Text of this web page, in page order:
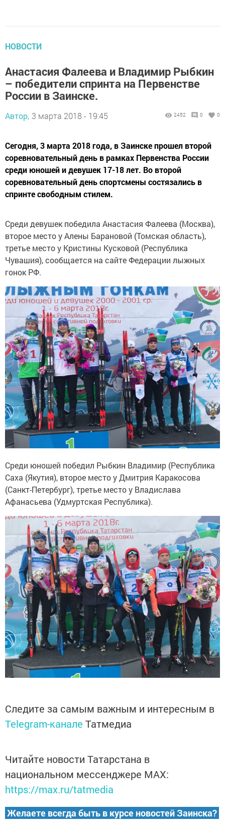
НОВОСТИ
Анастасия Фалеева и Владимир Рыбкин
– победители спринта на Первенстве
России в Заинске.
Автор, 3 марта 2018 - 19:45 2452 0 0
Сегодня, 3 марта 2018 года, в Заинске прошел второй
соревновательный день в рамках Первенства России
среди юношей и девушек 17-18 лет. Во второй
соревновательный день спортсмены состязались в
спринте свободным стилем.
Среди девушек победила Анастасия Фалеева (Москва),
второе место у Алены Барановой (Томская область),
третье место у Кристины Кусковой (Республика
Чувашия), сообщается на сайте Федерации лыжных
гонок РФ.
Среди юношей победил Рыбкин Владимир (Республика
Саха (Якутия), второе место у Дмитрия Каракосова
(Санкт-Петербург), третье место у Владислава
Афанасьева (Удмуртская Республика).
Следите за самым важным и интересным в
Telegram-канале Татмедиа
Читайте новости Татарстана в
национальном мессенджере MАХ:
https://max.ru/tatmedia
Желаете всегда быть в курсе новостей Заинска?